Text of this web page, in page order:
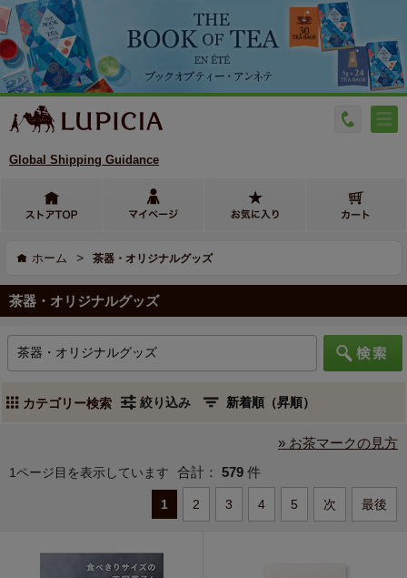
Global Shipping Guidance
ホーム > 茶器・オリジナルグッズ
茶器・オリジナルグッズ
カテゴリー検索 絞り込み
» お茶マークの見方
1ページ目を表示しています 合計： 579 件
1 2 3 4 5 次 最後